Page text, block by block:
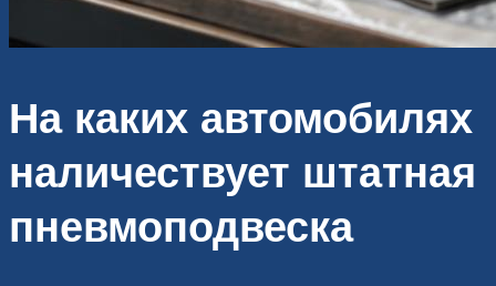
На каких автомобилях
наличествует штатная
пневмоподвеска